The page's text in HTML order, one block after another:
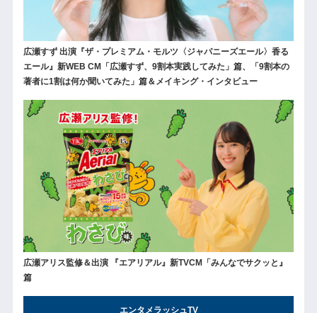
広瀬すず 出演『ザ・プレミアム・モルツ〈ジャパニーズエール〉香る
エール』新WEB CM「広瀬すず、9割本実践してみた」篇、「9割本の
著者に1割は何か聞いてみた」篇＆メイキング・インタビュー
広瀬アリス監修＆出演 『エアリアル』新TVCM「みんなでサクッと』
篇
エンタメラッシュTV